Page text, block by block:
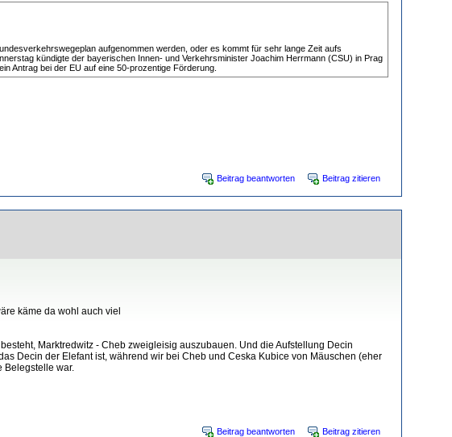
aufgenommen werden, oder es kommt für sehr lange Zeit aufs
kündigte der bayerischen Innen- und Verkehrsminister Joachim Herrmann (CSU) in Prag
Antrag bei der EU auf eine 50-prozentige Förderung.
Beitrag beantworten Beitrag zitieren
käme da wohl auch viel
Marktredwitz - Cheb zweigleisig auszubauen. Und die Aufstellung Decin
Decin der Elefant ist, während wir bei Cheb und Ceska Kubice von Mäuschen (eher
war.
Beitrag beantworten Beitrag zitieren